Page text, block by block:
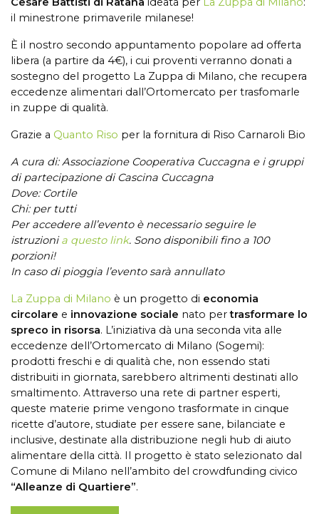
il minestrone primaverile milanese!
È il nostro secondo appuntamento popolare ad offerta
libera (a partire da 4€), i cui proventi verranno donati a
sostegno del progetto La Zuppa di Milano, che recupera
eccedenze alimentari dall’Ortomercato per trasfomarle
in zuppe di qualità.
Grazie a Quanto Riso per la fornitura di Riso Carnaroli Bio
A cura di:Associazione Cooperativa Cuccagna e i gruppi
di partecipazione di Cascina Cuccagna
Dove: Cortile
Chi: per tutti
Per accedere all’evento è necessario seguire le
istruzionia questo link. Sono disponibili fino a 100
porzioni!
In caso di pioggia l’evento sarà annullato
La Zuppa di Milano è un progetto di economia
circolare e innovazione sociale nato pertrasformare lo
spreco in risorsa. L’iniziativa dà una seconda vita alle
eccedenze dell’Ortomercato di Milano (Sogemi):
prodotti freschi e di qualità che, non essendo stati
distribuiti in giornata, sarebbero altrimenti destinati allo
smaltimento. Attraverso una rete di partner esperti,
queste materie prime vengono trasformate in cinque
ricette d’autore, studiate per essere sane, bilanciate e
inclusive, destinate alla distribuzione negli hub di aiuto
alimentare della città. Il progetto è stato selezionato dal
Comune di Milano nell’ambito del crowdfunding civico
“Alleanze di Quartiere”.